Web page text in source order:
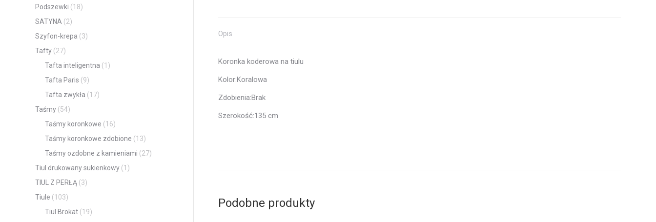
Opis
Koronka koderowa na tiulu
Kolor:Koralowa
Zdobienia:Brak
Szerokość:135 cm
Podobne produkty
Podszewki (18)
SATYNA (2)
Szyfon-krepa (3)
Tafty (27)
Tafta inteligentna (1)
Tafta Paris (9)
Tafta zwykła (17)
Taśmy (54)
Taśmy koronkowe (16)
Taśmy koronkowe zdobione (13)
Taśmy ozdobne z kamieniami (27)
Tiul drukowany sukienkowy (1)
TIUL Z PERŁĄ (3)
Tiule (103)
Tiul Brokat (19)